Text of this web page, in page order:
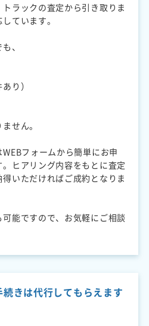
ラックの査定から引き取りま
ています。
、
り）
せん。
フォームから簡単にお申
。ヒアリング内容をもとに査定
いただければご成約となりま
能ですので、お気軽にご相談
きは代行してもらえます